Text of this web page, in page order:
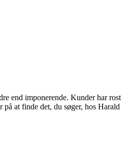
end imponerende. Kunder har rost
at finde det, du søger, hos Harald